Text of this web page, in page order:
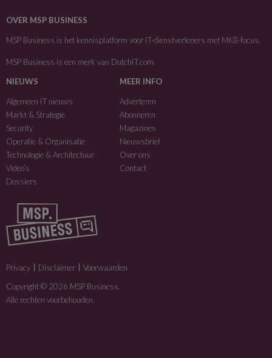
OVER MSP BUSINESS
MSP Business is het kennisplatform voor IT-dienstverleners met MKB-focus.
MSP Business is een merk van DutchIT.com.
NIEUWS
Algemeen IT nieuws
Markt & Strategie
Security
Operatie & Organisatie
Technologie & Architectuur
Video’s
Dossiers
MEER INFO
Adverteren
Abonneren
Magazines
Nieuwsbrief
Over ons
Contact
Privacy Disclaimer
Voorwaarden
Copyright © 2026 MSP Business.
Alle rechten voorbehouden.